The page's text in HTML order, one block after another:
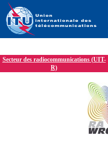
Secteur des radiocommunications (UIT-
R)